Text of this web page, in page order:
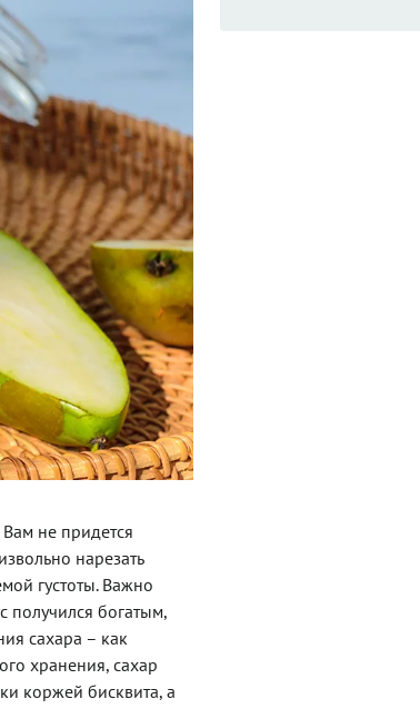
не придется
нарезать
густоты. Важно
получился богатым,
сахара – как
хранения, сахар
коржей бисквита, а